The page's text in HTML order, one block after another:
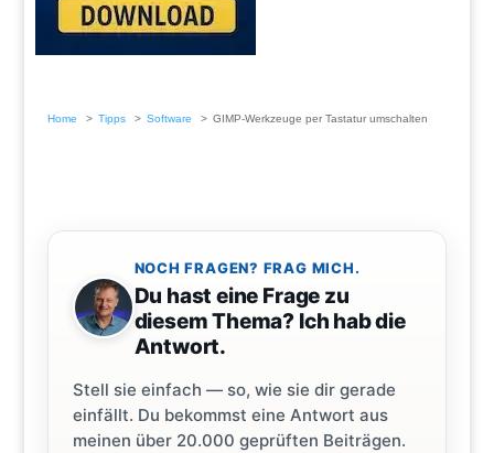
Home Tipps Software GIMP-Werkzeuge per Tastatur umschalten
NOCH FRAGEN? FRAG MICH.
Du hast eine Frage zu
diesem Thema? Ich hab die
Antwort.
Stell sie einfach — so, wie sie dir gerade
einfällt. Du bekommst eine Antwort aus
meinen über 20.000 geprüften Beiträgen.